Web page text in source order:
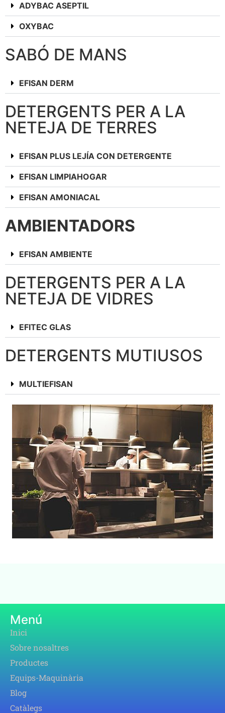
ADYBAC ASEPTIL
OXYBAC
SABÓ DE MANS
EFISAN DERM
DETERGENTS PER A LA
NETEJA DE TERRES
EFISAN PLUS LEJÍA CON DETERGENTE
EFISAN LIMPIAHOGAR
EFISAN AMONIACAL
AMBIENTADORS
EFISAN AMBIENTE
DETERGENTS PER A LA
NETEJA DE VIDRES
EFITEC GLAS
DETERGENTS MUTIUSOS
MULTIEFISAN
Menú
Inici
Sobre nosaltres
Productes
Equips-Maquinària
Blog
Catàlegs